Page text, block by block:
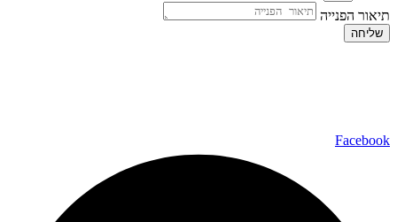
תיאור הפנייה
שליחה
Facebook